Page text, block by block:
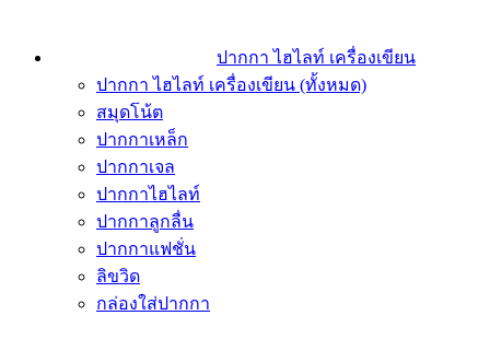
ปากกา ไฮไลท์ เครื่องเขียน
ปากกา ไฮไลท์ เครื่องเขียน (ทั้งหมด)
สมุดโน้ต
ปากกาเหล็ก
ปากกาเจล
ปากกาไฮไลท์
ปากกาลูกลื่น
ปากกาแฟชั่น
ลิขวิด
กล่องใส่ปากกา